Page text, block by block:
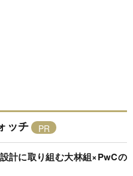
ッチ
計に取り組む大林組×PwCの